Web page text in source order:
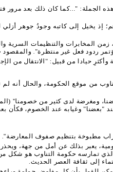
الجملة: "...كما كان ذلك بعد مرور
إذ يخيل إلى كاتبه وجودُ جوهر
المخابرات والتنظيمات السرية
حيادا من قبيل: "الانتقال من
من موقع الحكومة، والحال أنه
عند "بعضنا" وغيابه عند الخصوم،
مطبوخة بتنظيم صفوف المعارضة".
يعبر بذلك عن أمل من جهة،
تمارسه حكومة التناوب هو
إلى ثقافة العصر الحديث.